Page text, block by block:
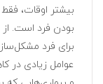
بیشتر اوقات،
بودن فرد است.
برای فرد
عوامل زیادی در